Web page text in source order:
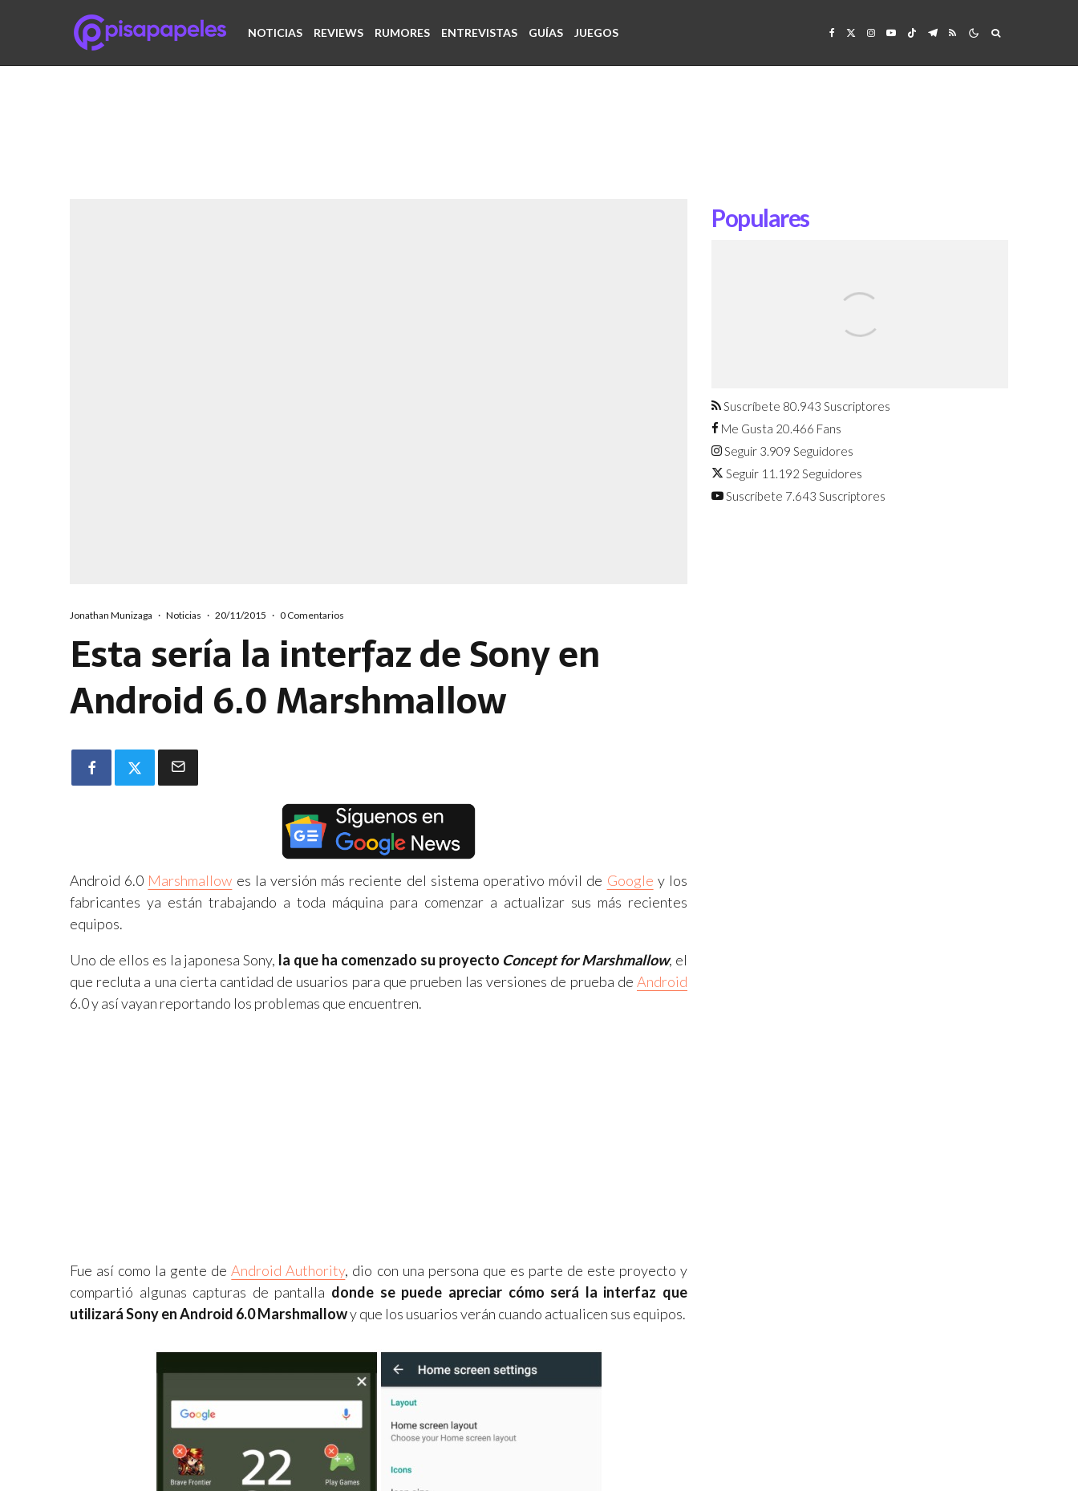
NOTICIAS REVIEWS RUMORES ENTREVISTAS GUÍAS JUEGOS
Jonathan Munizaga · Noticias · 20/11/2015 · 0 Comentarios
Esta sería la interfaz de Sony en
Android 6.0 Marshmallow
Android 6.0 Marshmallow es la versión más reciente del sistema operativo móvil de Google y los
fabricantes ya están trabajando a toda máquina para comenzar a actualizar sus más recientes
equipos.
Uno de ellos es la japonesa Sony, la que ha comenzado su proyecto Concept for Marshmallow, el
que recluta a una cierta cantidad de usuarios para que prueben las versiones de prueba de Android
6.0 y así vayan reportando los problemas que encuentren.
Fue así como la gente deAndroid Authority, dio con una persona que es parte de este proyecto y
compartió algunas capturas de pantalla donde se puede apreciar cómo será la interfaz que
utilizará Sony en Android 6.0 Marshmallowy que los usuarios verán cuando actualicen sus equipos.
Populares
agosto
Suscríbete 80.943 Suscriptores
Me Gusta 20.466 Fans
Seguir 3.909 Seguidores
Seguir 11.192 Seguidores
Suscríbete 7.643 Suscriptores